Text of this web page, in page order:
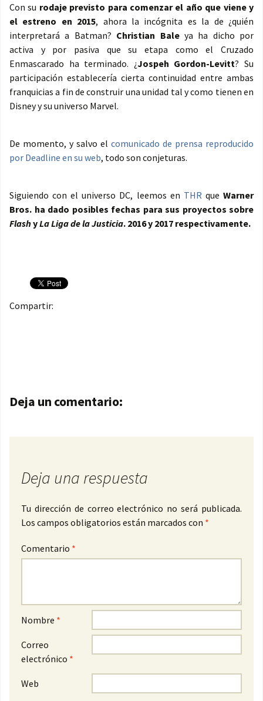
Con su rodaje previsto para comenzar el año que viene y
el estreno en 2015, ahora la incógnita es la de ¿quién
interpretará a Batman? Christian Baleya ha dicho por
activa y por pasiva que su etapa como el Cruzado
Enmascarado ha terminado. ¿Jospeh Gordon-Levitt? Su
participación establecería cierta continuidad entre ambas
franquicias a fin de construir una unidad tal y como tienen en
Disney y su universo Marvel.
De momento, y salvo el comunicado de prensa reproducido
por Deadline en su web, todo son conjeturas.
Siguiendo con el universo DC, leemos en THR queWarner
Bros. ha dado posibles fechas para sus proyectos sobre
FlashyLa Liga de la Justicia. 2016 y 2017 respectivamente.
Compartir:
Navegación de entradas
Deja un comentario:
Deja una respuesta
Tu dirección de correo electrónico no será publicada.
Los campos obligatorios están marcados con *
Comentario *
Nombre *
Correo
electrónico *
Web